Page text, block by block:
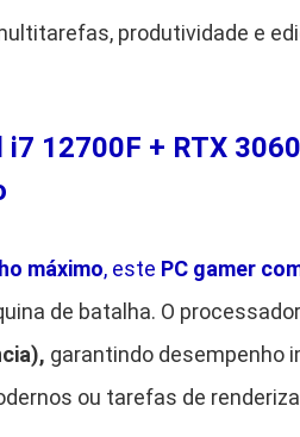
produtividade e
i7 12700F + RTX
máximo, este PC gamer
de batalha. O
garantindo desempenho
ou tarefas de